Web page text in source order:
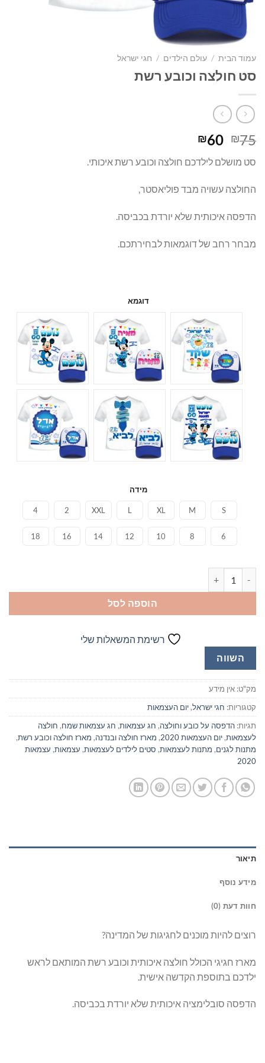
עמוד הבית עולם הילדים חגי ישראל
סט חולצה וכובע רשת
₪75
המחיר
המקורי
היה:
₪60 המחיר
הנוכחי
הוא:
סט מושלם לילדכם חולצה וכובע רשת איכותי.
החולצה עשויה מבד פוליאסטר,
הדפסה איכותית שלא יורדת בכביסה.
מבחר רחב של דוגמאות לבחירתכם.
דוגמא
מידה
S
M
XL
XXL
2
4
6
8
10
12
14
16
18
הוספה לסל
רשימת המשאלות שלי
השווה
מק"ט:אין מידע
קטגוריות:חגי ישראל,יום העצמאות
תגיות:הדפסה על כובע וחולצה,חג עצמאות,חג עצמאות שמח,חולצה
לעצמאות,יום העצמאות 2020 ,מארז חולצה ובנדנה,מארז חולצה וכובע רשת,
מתנות לגנים,מתנות לעצמאות,סטים לילדים לעצמאות,עצמאות,עצמאות
2020
תיאור
מידע נוסף
חוות דעת (0)
רוצים להיות מוכנים לחגיגות של המדינה?
מארז חגיגי הכולל חולצה איכותית וכובע רשת המותאם לראש
ילדכם בתוספת הקדשה אישית.
הדפסה סובלימציה איכותית שלא יורדת בכביסה.